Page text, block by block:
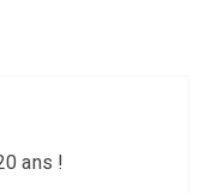
ans !